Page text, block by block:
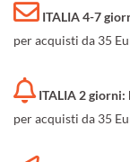
ITALIA 4-7
per acquisti da 35
ITALIA 2 giorni:
per acquisti da 35